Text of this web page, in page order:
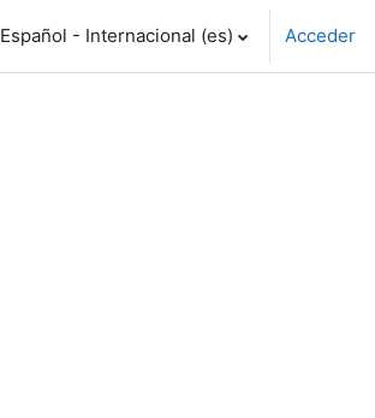
Español - Internacional ‎(es)‎ Acceder